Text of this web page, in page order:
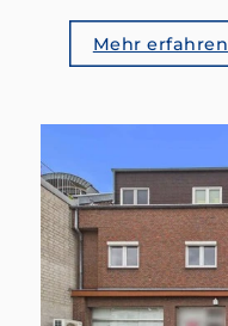
Mehr erfahren